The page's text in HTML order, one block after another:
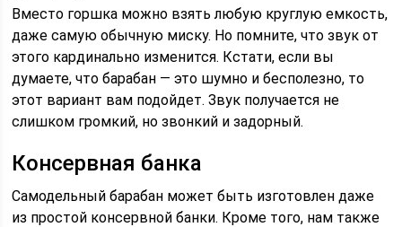
Вместо горшка можно взять любую круглую емкость,
даже самую обычную миску. Но помните, что звук от
этого кардинально изменится. Кстати, если вы
думаете, что барабан — это шумно и бесполезно, то
этот вариант вам подойдет. Звук получается не
слишком громкий, но звонкий и задорный.
Консервная банка
Самодельный барабан может быть изготовлен даже
из простой консервной банки. Кроме того, нам также